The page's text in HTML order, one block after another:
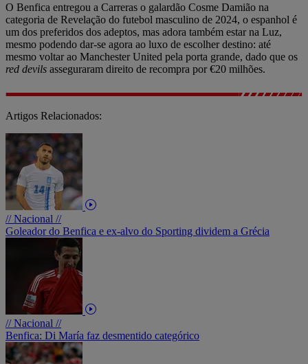
O Benfica entregou a Carreras o galardão Cosme Damião na
categoria de Revelação do futebol masculino de 2024, o espanhol é
um dos preferidos dos adeptos, mas adora também estar na Luz,
mesmo podendo dar-se agora ao luxo de escolher destino: até
mesmo voltar ao Manchester United pela porta grande, dado que os
red devils asseguraram direito de recompra por €20 milhões.
Artigos Relacionados:
// Nacional //
Goleador do Benfica e ex-alvo do Sporting dividem a Grécia
// Nacional //
Benfica: Di María faz desmentido categórico